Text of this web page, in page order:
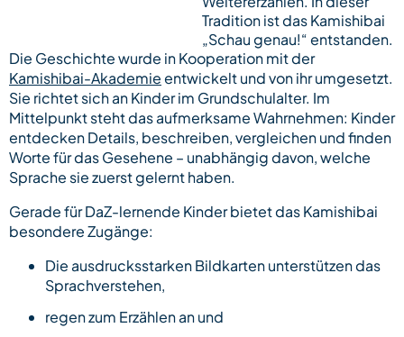
Tradition ist das Kamishibai
„Schau genau!“ entstanden.
Die Geschichte wurde in Kooperation mit der
Kamishibai-Akademieentwickelt und von ihr umgesetzt.
Sie richtet sich an Kinder im Grundschulalter. Im
Mittelpunkt steht das aufmerksame Wahrnehmen: Kinder
entdecken Details, beschreiben, vergleichen und finden
Worte für das Gesehene – unabhängig davon, welche
Sprache sie zuerst gelernt haben.
Gerade für DaZ-lernende Kinder bietet das Kamishibai
besondere Zugänge:
Die ausdrucksstarken Bildkarten unterstützen das
Sprachverstehen,
regen zum Erzählen an und